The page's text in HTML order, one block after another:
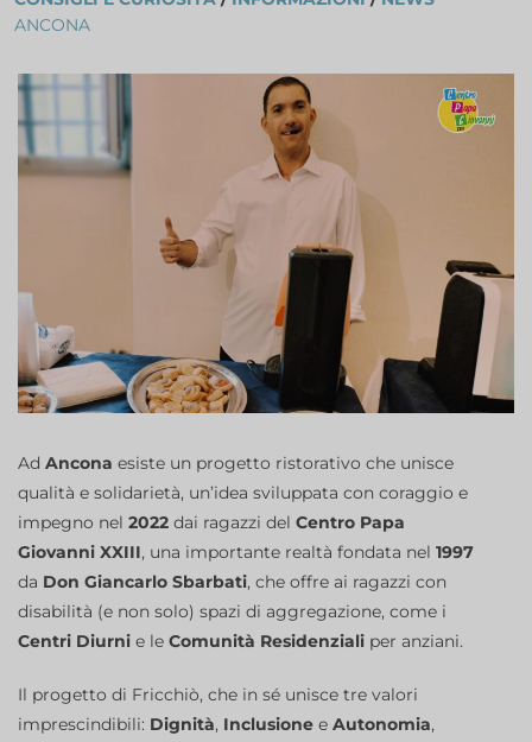
ANCONA
Ad Ancona esiste un progetto ristorativo che unisce
qualità e solidarietà, un’idea sviluppata con coraggio e
impegno nel 2022 dai ragazzi del Centro Papa
Giovanni XXIII, una importante realtà fondata nel 1997
da Don Giancarlo Sbarbati, che offre ai ragazzi con
disabilità (e non solo) spazi di aggregazione, come i
Centri Diurni e le Comunità Residenziali per anziani.
Il progetto di Fricchiò, che in sé unisce tre valori
imprescindibili: Dignità, Inclusione e Autonomia,